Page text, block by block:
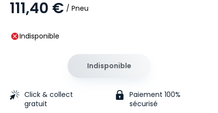
111,40 € / Pneu
Indisponible
Indisponible
Click & collect
gratuit
Paiement 100%
sécurisé